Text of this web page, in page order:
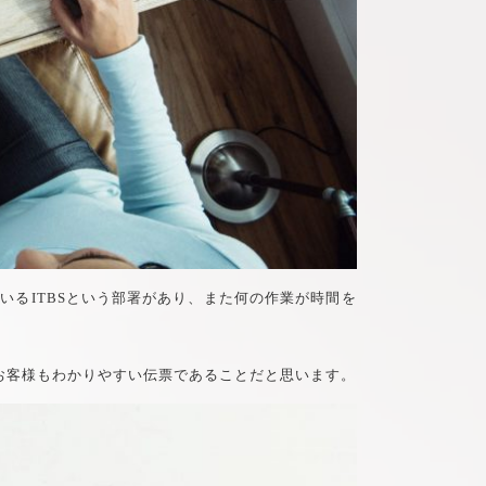
るITBSという部署があり、また何の作業が時間を
様もわかりやすい伝票であることだと思います。